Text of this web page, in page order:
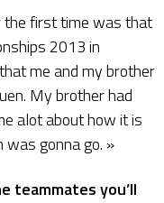
the first time was that
2013 in
me and my brother
My brother had
alot about how it is
gonna go. »
teammates you’ll